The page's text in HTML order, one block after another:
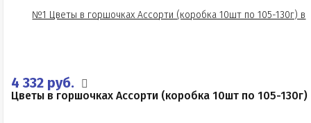
4 332 руб.
Цветы в горшочках Ассорти (коробка 10шт по 105-130г)